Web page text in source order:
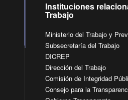
Instituciones
Trabajo
Ministerio del Trabajo y
Subsecretaría del Trabajo
DICREP
Dirección del Trabajo
Comisión de Integridad
Consejo para la